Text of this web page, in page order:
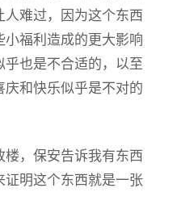
难过，因为这个东西
福利造成的更大影响
也是不合适的，以至
和快乐似乎是不对的
，保安告诉我有东西
明这个东西就是一张